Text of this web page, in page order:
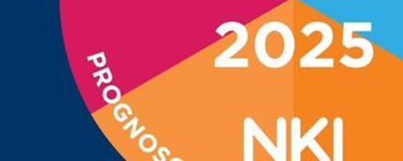
2 av 4 1 950 000 kr
2 150 000 kr